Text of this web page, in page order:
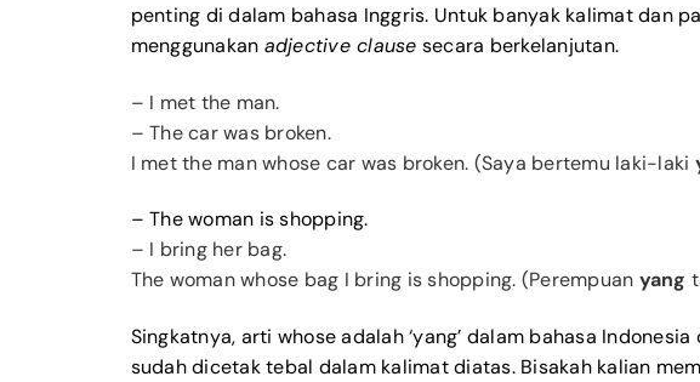
penting di dalam bahasa Inggris. Untuk banyak kalimat dan
menggunakan adjective clause secara berkelanjutan.
– I met the man.
– The car was broken.
I met the man whose car was broken. (Saya bertemu laki-laki
– The woman is shopping.
– I bring her bag.
The woman whose bag I bring is shopping. (Perempuan yang
Singkatnya, arti whose adalah ‘yang’ dalam bahasa
sudah dicetak tebal dalam kalimat diatas. Bisakah kalian